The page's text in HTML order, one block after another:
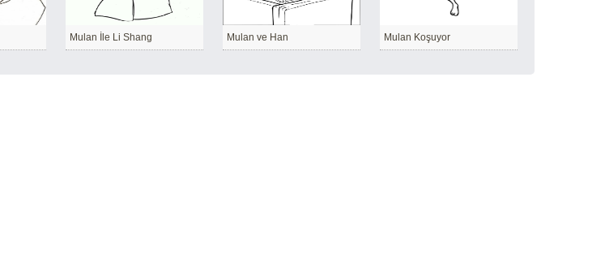
Mulan İle Li Shang Mulan ve Han Mulan Koşuyor